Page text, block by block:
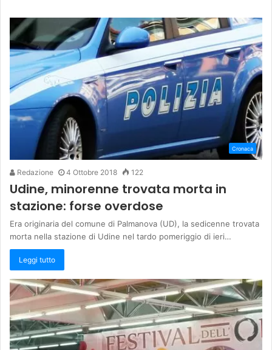
Cronaca
Redazione 4 Ottobre 2018 122
Udine, minorenne trovata morta in
stazione: forse overdose
Era originaria del comune di Palmanova (UD), la sedicenne trovata
morta nella stazione di Udine nel tardo pomeriggio di ieri…
Leggi tutto